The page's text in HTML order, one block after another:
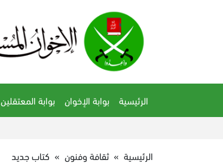
الرئيسية بوابة الإخوان بوابة المعتقلين
الرئيسية » ثقافة وفنون » كتاب جديد